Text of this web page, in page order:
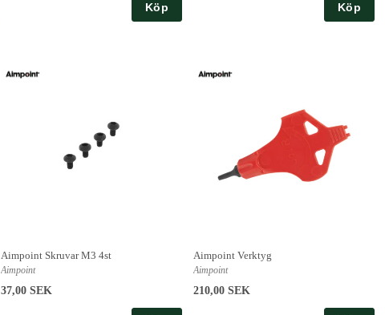
Köp Köp
Aimpoint Skruvar M3 4st
Aimpoint
37,00 SEK
Aimpoint Verktyg
Aimpoint
210,00 SEK